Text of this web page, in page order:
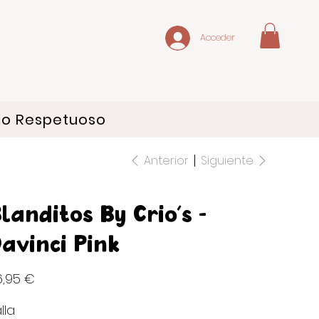
Acceder
Respetuoso
Anterior Siguiente
By Crio's -
Pink
€